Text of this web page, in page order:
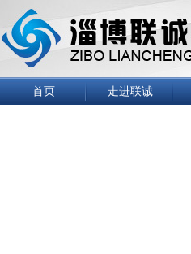
首页 走进联诚